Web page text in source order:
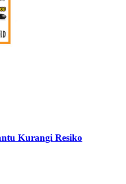
Kurangi Resiko